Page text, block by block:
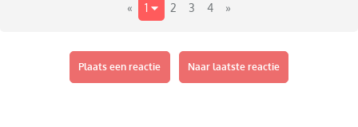
« 1 2 3 4 »
Plaats een reactie Naar laatste reactie